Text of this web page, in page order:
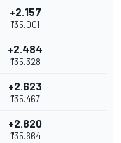
+2.157
1'35.001
+2.484
1'35.328
+2.623
1'35.467
+2.820
1'35.664